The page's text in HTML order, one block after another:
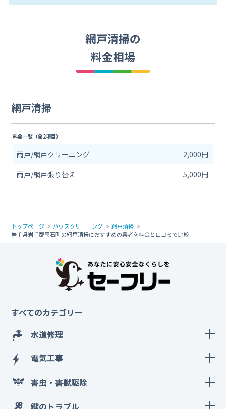
網戸清掃の
料金相場
網戸清掃
料金一覧（全2項目）
雨戸/網戸クリーニング
2,000円
雨戸/網戸張り替え
5,000円
トップページ ハウスクリーニング
網戸清掃
岩手県岩手郡雫石町の網戸清掃におすすめの業者を料金と口コミで比較
すべてのカテゴリー
水道修理
電気工事
害虫・害獣駆除